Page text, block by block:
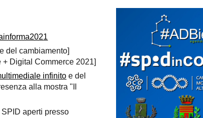
1
del cambiamento]
+ Digital Commerce 2021]
infinito e del
alla mostra "Il
SPID aperti presso